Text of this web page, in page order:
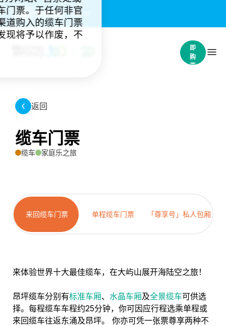
重要通知：(4)
立
即
购
票
门票。于任何非官
道购入的缆车门票
现将予以作废，不
返回
缆车门票
缆车 家庭乐之旅
来回缆车门票 单程缆车门票 「尊享号」私人包厢
来体验世界十大最佳缆车，在大屿山展开海陆空之旅！
昂坪缆车分别有标准车厢、 水晶车厢及全景缆车可供选
择。每程缆车车程约25分钟，你可因应行程选乘单程或
来回缆车往返东涌及昂坪。 你亦可凭一张票尊享两种不